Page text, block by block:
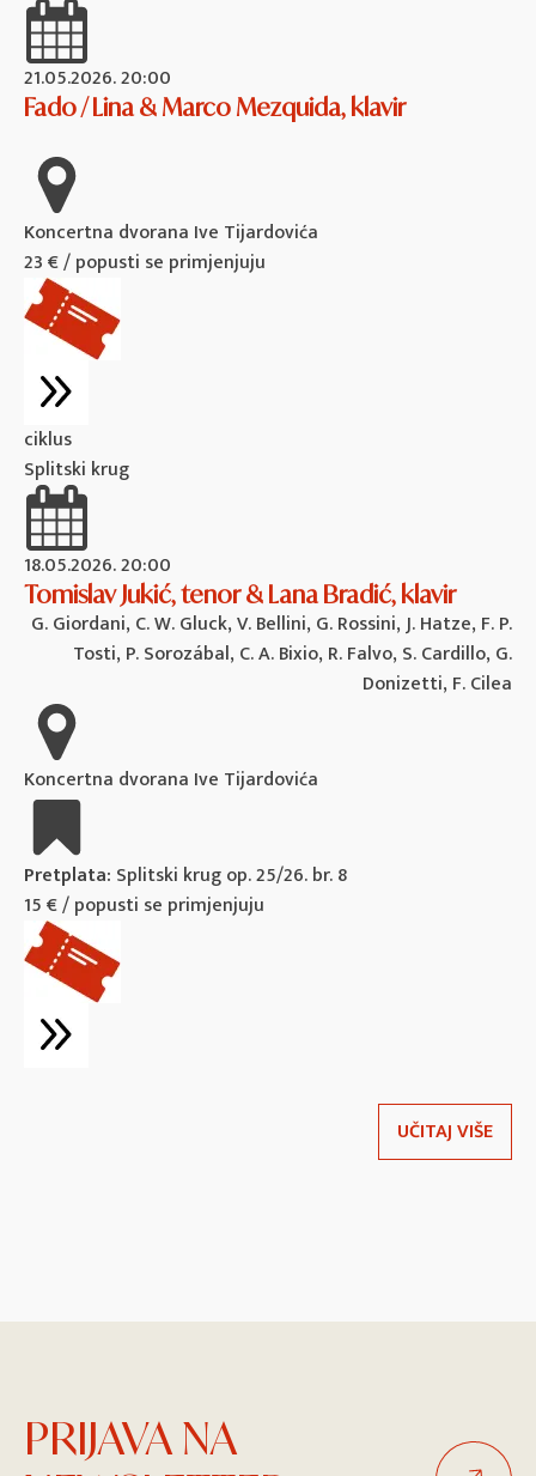
21.05.2026. 20:00
Fado / Lina & Marco Mezquida, klavir
Koncertna dvorana Ive Tijardovića
23 € / popusti se primjenjuju
ciklus
Splitski krug
18.05.2026. 20:00
Tomislav Jukić, tenor & Lana Bradić, klavir
G. Giordani, C. W. Gluck, V. Bellini, G. Rossini, J. Hatze, F. P.
Tosti, P. Sorozábal, C. A. Bixio, R. Falvo, S. Cardillo, G.
Donizetti, F. Cilea
Koncertna dvorana Ive Tijardovića
Pretplata: Splitski krug op. 25/26. br. 8
15 € / popusti se primjenjuju
UČITAJ VIŠE
PRIJAVA NA